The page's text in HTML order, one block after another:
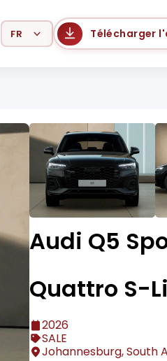
Select Language Télécharger
Audi Q5
Quattro S-
2026
SALE
Johannesburg, South